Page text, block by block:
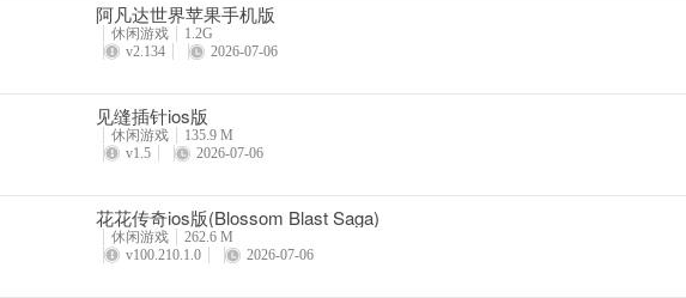
阿凡达世界苹果手机版
休闲游戏
1.2G
v2.134
2026-07-06
见缝插针ios版
休闲游戏
135.9 M
v1.5
2026-07-06
花花传奇ios版(Blossom Blast Saga)
休闲游戏
262.6 M
v100.210.1.0
2026-07-06